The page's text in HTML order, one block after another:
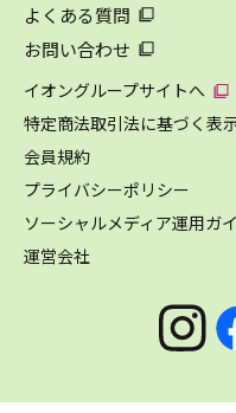
よくある質問
お問い合わせ
イオングループサイトへ
特定商法取引法に基づく表
会員規約
プライバシーポリシー
ソーシャルメディア運用ガ
運営会社